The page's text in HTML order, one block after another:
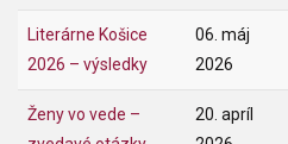
Literárne Košice
2026 – výsledky
06. máj
2026
Ženy vo vede –
20. apríl